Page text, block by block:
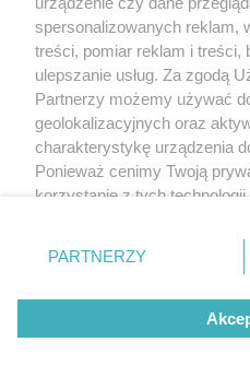
spersonalizowanych reklam,
treści, pomiar reklam i treści,
ulepszanie usług. Za zgodą
Partnerzy możemy używać
geolokalizacyjnych oraz
charakterystykę urządzenia
Ponieważ cenimy Twoją
korzystanie z tych
zmienić/wycofać klikając
znajdujący się w lewym
rodzaje przetwarzania
użytkownika, ale masz
przetwarzaniu. Preferencje
PARTNERZY